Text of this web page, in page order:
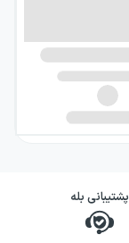
پشتیبانی بله